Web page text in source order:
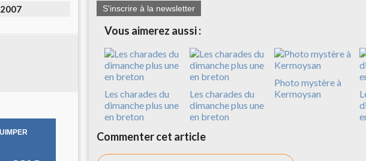
2007
S'inscrire à la newsletter
Vous aimerez aussi :
Les charades du
dimanche plus une
en breton
Les charades du
dimanche plus une
en breton
Photo mystère à
Kermoysan
Commenter cet article